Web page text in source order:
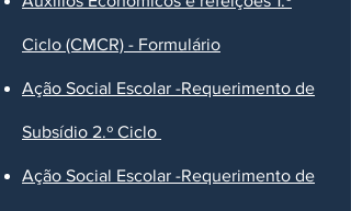
Ciclo (CMCR) - Formulário
Ação Social Escolar -Requerimento de
Subsídio 2.º Ciclo
Ação Social Escolar -Requerimento de